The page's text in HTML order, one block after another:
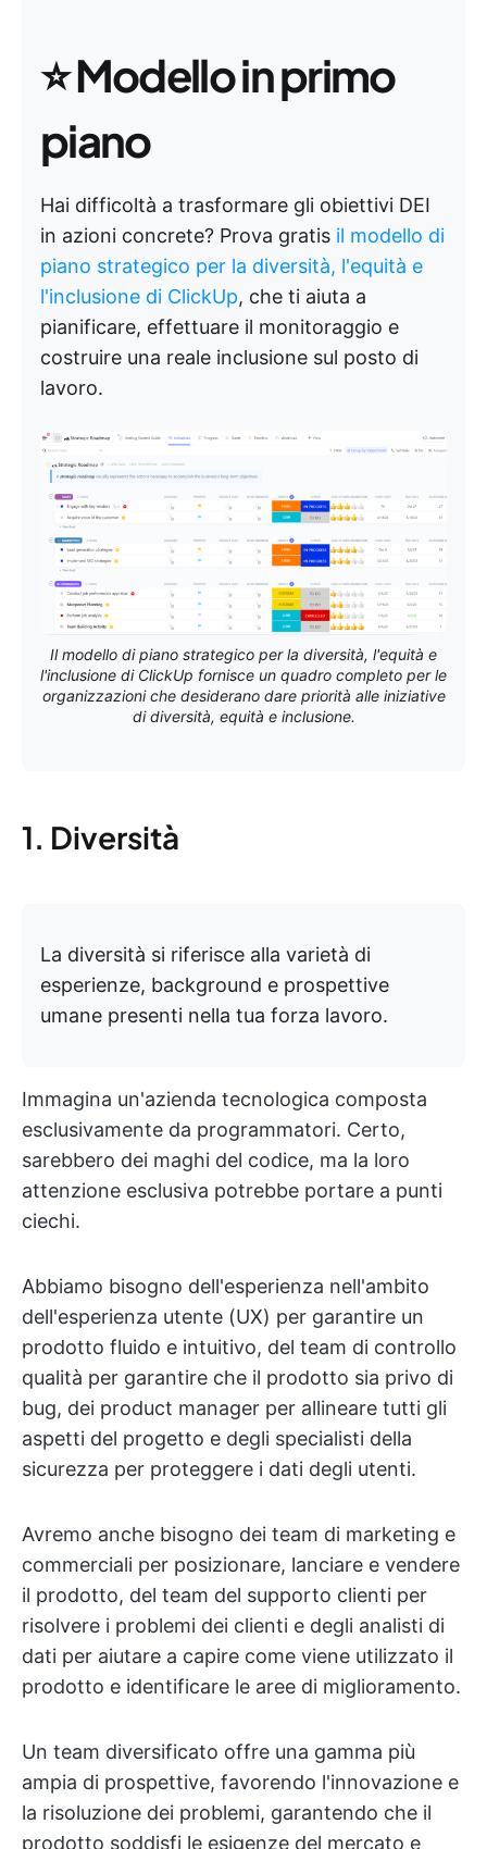
⭐Modello in primo
piano
Hai difficoltà a trasformare gli obiettivi DEI
in azioni concrete? Prova gratis il modello di
piano strategico per la diversità, l'equità e
l'inclusione di ClickUp, che ti aiuta a
pianificare, effettuare il monitoraggio e
costruire una reale inclusione sul posto di
lavoro.
Il modello di piano strategico per la diversità, l'equità e
l'inclusione di ClickUp fornisce un quadro completo per le
organizzazioni che desiderano dare priorità alle iniziative
di diversità, equità e inclusione.
1. Diversità
La diversità si riferisce alla varietà di
esperienze, background e prospettive
umane presenti nella tua forza lavoro.
Immagina un'azienda tecnologica composta
esclusivamente da programmatori. Certo,
sarebbero dei maghi del codice, ma la loro
attenzione esclusiva potrebbe portare a punti
ciechi.
Abbiamo bisogno dell'esperienza nell'ambito
dell'esperienza utente (UX) per garantire un
prodotto fluido e intuitivo, del team di controllo
qualità per garantire che il prodotto sia privo di
bug, dei product manager per allineare tutti gli
aspetti del progetto e degli specialisti della
sicurezza per proteggere i dati degli utenti.
Avremo anche bisogno dei team di marketing e
commerciali per posizionare, lanciare e vendere
il prodotto, del team del supporto clienti per
risolvere i problemi dei clienti e degli analisti di
dati per aiutare a capire come viene utilizzato il
prodotto e identificare le aree di miglioramento.
Un team diversificato offre una gamma più
ampia di prospettive, favorendo l'innovazione e
la risoluzione dei problemi, garantendo che il
prodotto soddisfi le esigenze del mercato e